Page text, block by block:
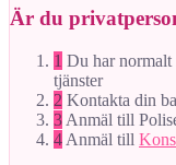
Är du
1 Du har normalt
tjänster
2 Kontakta din
3 Anmäl till
4 Anmäl till